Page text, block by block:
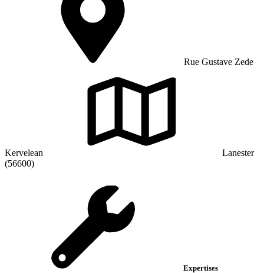
Rue Gustave Zede
Kervelean
Lanester
(56600)
Expertises